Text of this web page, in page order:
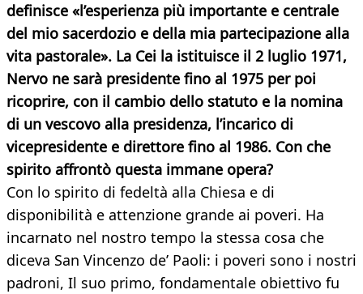
definisce «l’esperienza più importante e centrale
del mio sacerdozio e della mia partecipazione alla
vita pastorale». La Cei la istituisce il 2 luglio 1971,
Nervo ne sarà presidente fino al 1975 per poi
ricoprire, con il cambio dello statuto e la nomina
di un vescovo alla presidenza, l’incarico di
vicepresidente e direttore fino al 1986. Con che
spirito affrontò questa immane opera?
Con lo spirito di fedeltà alla Chiesa e di
disponibilità e attenzione grande ai poveri. Ha
incarnato nel nostro tempo la stessa cosa che
diceva San Vincenzo de’ Paoli: i poveri sono i nostri
padroni, Il suo primo, fondamentale obiettivo fu